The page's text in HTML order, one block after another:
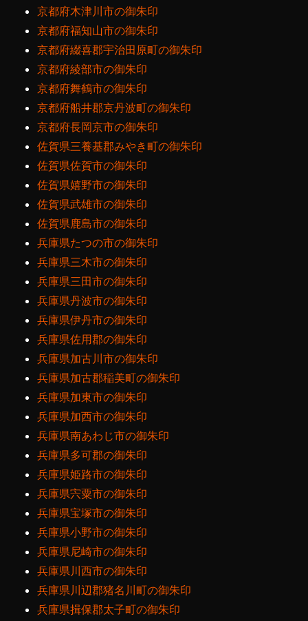
京都府木津川市の御朱印
京都府福知山市の御朱印
京都府綴喜郡宇治田原町の御朱印
京都府綾部市の御朱印
京都府舞鶴市の御朱印
京都府船井郡京丹波町の御朱印
京都府長岡京市の御朱印
佐賀県三養基郡みやき町の御朱印
佐賀県佐賀市の御朱印
佐賀県嬉野市の御朱印
佐賀県武雄市の御朱印
佐賀県鹿島市の御朱印
兵庫県たつの市の御朱印
兵庫県三木市の御朱印
兵庫県三田市の御朱印
兵庫県丹波市の御朱印
兵庫県伊丹市の御朱印
兵庫県佐用郡の御朱印
兵庫県加古川市の御朱印
兵庫県加古郡稲美町の御朱印
兵庫県加東市の御朱印
兵庫県加西市の御朱印
兵庫県南あわじ市の御朱印
兵庫県多可郡の御朱印
兵庫県姫路市の御朱印
兵庫県宍粟市の御朱印
兵庫県宝塚市の御朱印
兵庫県小野市の御朱印
兵庫県尼崎市の御朱印
兵庫県川西市の御朱印
兵庫県川辺郡猪名川町の御朱印
兵庫県揖保郡太子町の御朱印